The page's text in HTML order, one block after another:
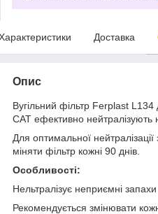
Доставка
Опис
Вугільний фільтр Ferplast
CAT ефективно нейтралізують
Для оптимальної
міняти фільтр кожні 90 днів.
Особливості:
Нельтралізує неприємні запахи
Рекомендується змінювати